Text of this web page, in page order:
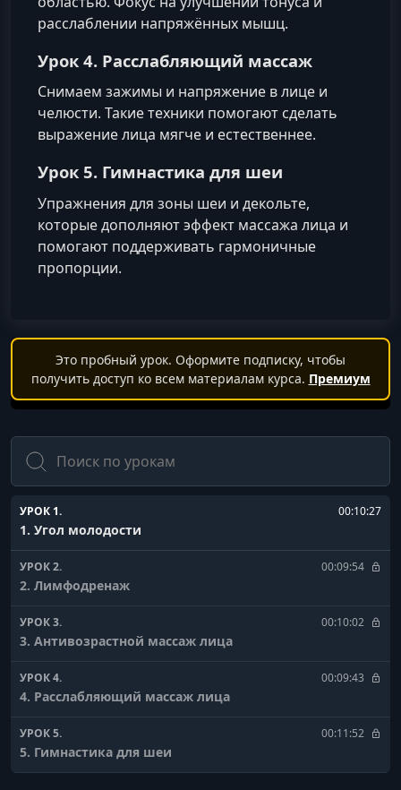
расслаблении напряжённых мышц.
Урок 4. Расслабляющий массаж
Снимаем зажимы и напряжение в лице и
челюсти. Такие техники помогают сделать
выражение лица мягче и естественнее.
Урок 5. Гимнастика для шеи
Упражнения для зоны шеи и декольте,
которые дополняют эффект массажа лица и
помогают поддерживать гармоничные
пропорции.
Это пробный урок. Оформите подписку, чтобы
получить доступ ко всем материалам курса. Премиум
Поиск
УРОК 1. 00:10:27
1. Угол молодости
УРОК 2. 00:09:54
2. Лимфодренаж
УРОК 3. 00:10:02
3. Антивозрастной массаж лица
УРОК 4. 00:09:43
4. Расслабляющий массаж лица
УРОК 5. 00:11:52
5. Гимнастика для шеи